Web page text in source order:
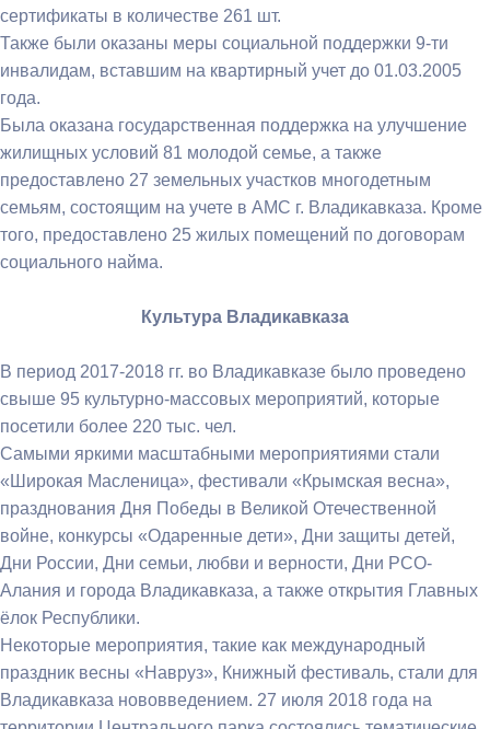
сертификаты в количестве 261 шт.
Также были оказаны меры социальной поддержки 9-ти
инвалидам, вставшим на квартирный учет до 01.03.2005
года.
Была оказана государственная поддержка на улучшение
жилищных условий 81 молодой семье, а также
предоставлено 27 земельных участков многодетным
семьям, состоящим на учете в АМС г. Владикавказа. Кроме
того, предоставлено 25 жилых помещений по договорам
социального найма.
Культура Владикавказа
В период 2017-2018 гг. во Владикавказе было проведено
свыше 95 культурно-массовых мероприятий, которые
посетили более 220 тыс. чел.
Самыми яркими масштабными мероприятиями стали
«Широкая Масленица», фестивали «Крымская весна»,
празднования Дня Победы в Великой Отечественной
войне, конкурсы «Одаренные дети», Дни защиты детей,
Дни России, Дни семьи, любви и верности, Дни РСО-
Алания и города Владикавказа, а также открытия Главных
ёлок Республики.
Некоторые мероприятия, такие как международный
праздник весны «Навруз», Книжный фестиваль, стали для
Владикавказа нововведением. 27 июля 2018 года на